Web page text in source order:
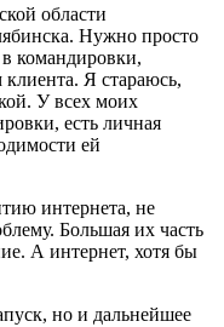
области
Нужно просто
командировки,
Я стараюсь,
У всех моих
есть личная
ей
интернета, не
Большая их часть
А интернет, хотя бы
но и дальнейшее